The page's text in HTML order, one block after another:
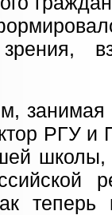
РГУ и